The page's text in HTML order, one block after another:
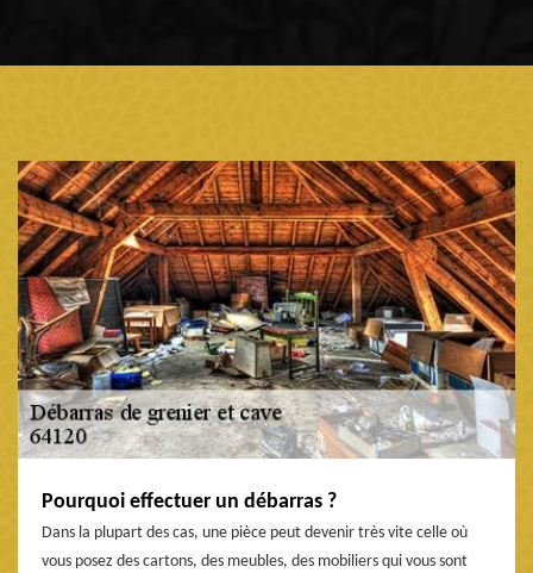
Pourquoi effectuer un débarras ?
Dans la plupart des cas, une pièce peut devenir très vite celle où
vous posez des cartons, des meubles, des mobiliers qui vous sont